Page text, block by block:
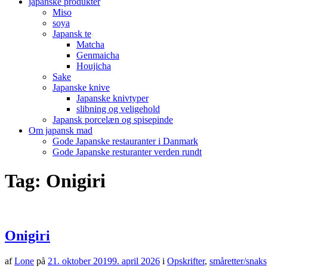
Miso
soya
Japansk te
Matcha
Genmaicha
Houjicha
Sake
Japanske knive
Japanske knivtyper
slibning og veligehold
Japansk porcelæn og spisepinde
Om japansk mad
Gode Japanske restauranter i Danmark
Gode Japanske resturanter verden rundt
Tag: Onigiri
Onigiri
afLone på 21. oktober 20199. april 2026 i Opskrifter, småretter/snaks